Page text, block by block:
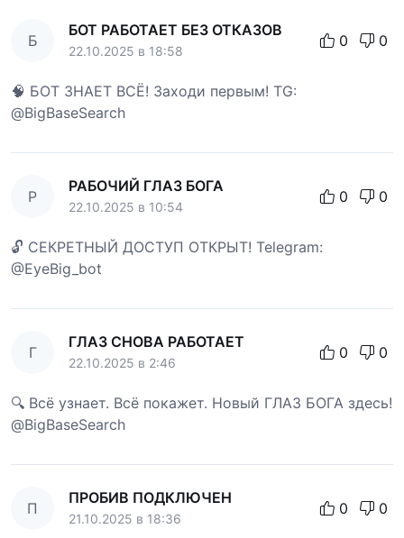
Б
БОТ РАБОТАЕТ БЕЗ ОТКАЗОВ
22.10.2025 в 18:58
0 0
🧠 БОТ ЗНАЕТ ВСЁ! Заходи первым! TG:
@BigBaseSearch
Р
РАБОЧИЙ ГЛАЗ БОГА
22.10.2025 в 10:54
0 0
🔓 СЕКРЕТНЫЙ ДОСТУП ОТКРЫТ! Telegram:
@EyeBig_bot
Г
ГЛАЗ СНОВА РАБОТАЕТ
22.10.2025 в 2:46
0 0
🔍 Всё узнает. Всё покажет. Новый ГЛАЗ БОГА здесь!
@BigBaseSearch
П
ПРОБИВ ПОДКЛЮЧЕН
21.10.2025 в 18:36
0 0